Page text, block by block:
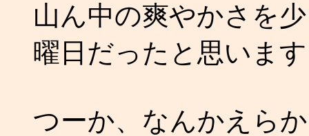
山ん中の爽やかさを
曜日だったと思いま
つーか、なんかえら